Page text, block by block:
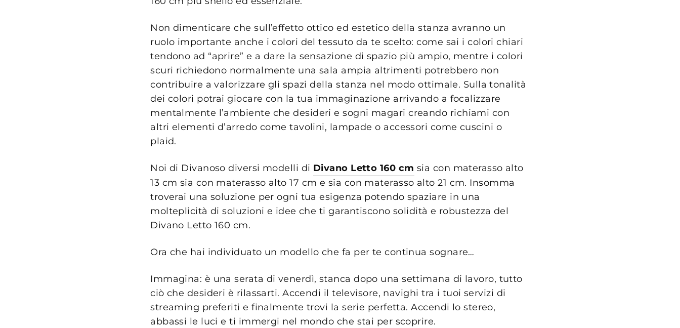
Non dimenticare che sull’effetto ottico ed estetico della stanza avranno un
ruolo importante anche i colori del tessuto da te scelto: come sai i colori chiari
tendono ad “aprire” e a dare la sensazione di spazio più ampio, mentre i colori
scuri richiedono normalmente una sala ampia altrimenti potrebbero non
contribuire a valorizzare gli spazi della stanza nel modo ottimale. Sulla tonalità
dei colori potrai giocare con la tua immaginazione arrivando a focalizzare
mentalmente l’ambiente che desideri e sogni magari creando richiami con
altri elementi d’arredo come tavolini, lampade o accessori come cuscini o
plaid.
Noi di Divanoso diversi modelli di Divano Letto 160 cm sia con materasso alto
13 cm sia con materasso alto 17 cm e sia con materasso alto 21 cm. Insomma
troverai una soluzione per ogni tua esigenza potendo spaziare in una
molteplicità di soluzioni e idee che ti garantiscono solidità e robustezza del
Divano Letto 160 cm.
Ora che hai individuato un modello che fa per te continua sognare…
Immagina: è una serata di venerdì, stanca dopo una settimana di lavoro, tutto
ciò che desideri è rilassarti. Accendi il televisore, navighi tra i tuoi servizi di
streaming preferiti e finalmente trovi la serie perfetta. Accendi lo stereo,
abbassi le luci e ti immergi nel mondo che stai per scoprire.